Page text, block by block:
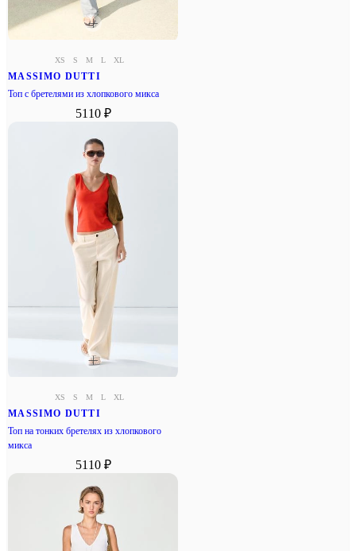
XS S M L XL
MASSIMO DUTTI
Топ с бретелями из хлопкового микса
5110 ₽
XS S M L XL
MASSIMO DUTTI
Топ на тонких бретелях из хлопкового
микса
5110 ₽